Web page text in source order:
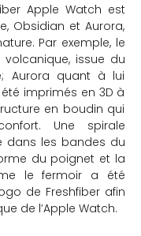
Apple Watch est
Obsidian et Aurora,
Par exemple, le
issue du
Aurora quant à lui
imprimés en 3D à
en boudin qui
Une spirale
dans les bandes du
du poignet et la
le fermoir a été
de Freshfiber afin
de l’Apple Watch.